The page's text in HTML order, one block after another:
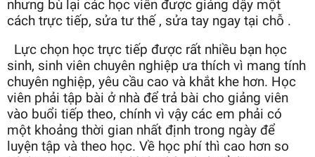
nhưng bù lại các học viên được giảng dậy một
cách trực tiếp, sửa tư thế , sửa tay ngay tại chỗ .
Lực chọn học trực tiếp được rất nhiều bạn học
sinh, sinh viên chuyên nghiệp ưa thích vì mang tính
chuyên nghiệp, yêu cầu cao và khắt khe hơn. Học
viên phải tập bài ở nhà để trả bài cho giảng viên
vào buổi tiếp theo, chính vì vậy các em phải có
một khoảng thời gian nhất định trong ngày để
luyện tập và theo học. Về học phí thì cao hơn so